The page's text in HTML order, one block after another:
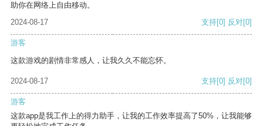
助你在网络上自由移动。
2024-08-17
支持[0] 反对[0]
游客
这款游戏的剧情非常感人，让我久久不能忘怀。
2024-08-17 支持[0] 反对[0]
游客
这款app是我工作上的得力助手，让我的工作效率提高了50%，让我能够